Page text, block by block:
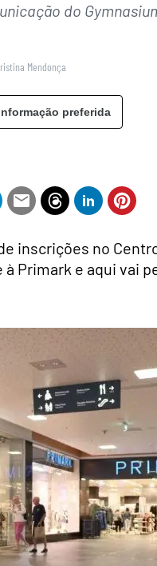
do
Mendonça
preferida
inscrições no
Primark e aqui vai